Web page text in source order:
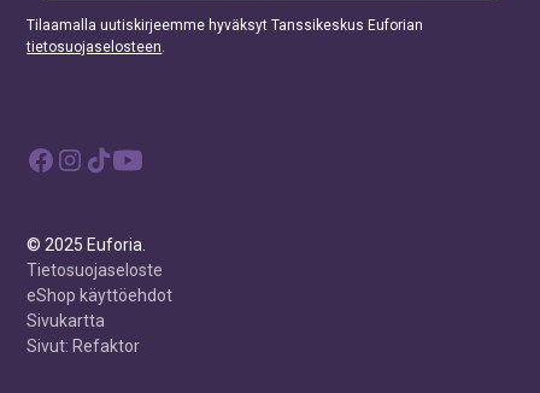
Tilaamalla uutiskirjeemme hyväksyt Tanssikeskus Euforian
tietosuojaselosteen
© 2025 Euforia.
Tietosuojaseloste
eShop käyttöehdot
Sivukartta
Sivut: Refaktor